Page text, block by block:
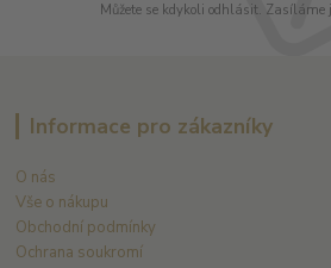
Můžete se kdykoli odhlásit. Zasíláme
Informace pro zákazníky
O nás
Vše o nákupu
Obchodní podmínky
Ochrana soukromí